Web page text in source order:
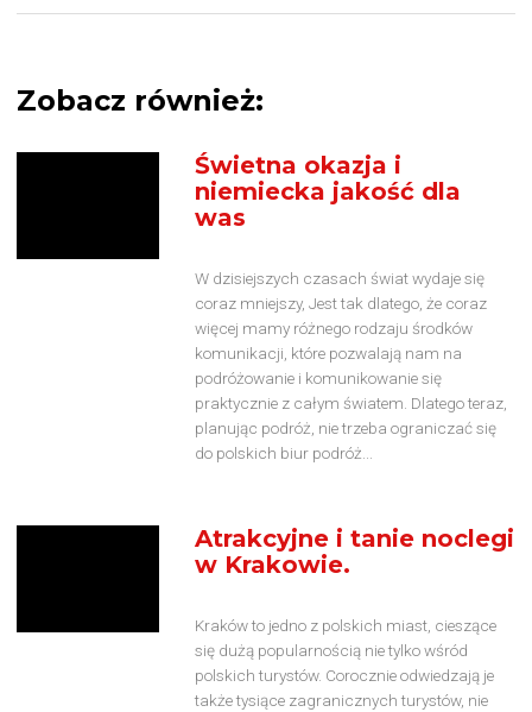
Zobacz również:
Świetna okazja i
niemiecka jakość dla
was
W dzisiejszych czasach świat wydaje się
coraz mniejszy, Jest tak dlatego, że coraz
więcej mamy różnego rodzaju środków
komunikacji, które pozwalają nam na
podróżowanie i komunikowanie się
praktycznie z całym światem. Dlatego teraz,
planując podróż, nie trzeba ograniczać się
do polskich biur podróż...
Atrakcyjne i tanie noclegi
w Krakowie.
Kraków to jedno z polskich miast, cieszące
się dużą popularnością nie tylko wśród
polskich turystów. Corocznie odwiedzają je
także tysiące zagranicznych turystów, nie